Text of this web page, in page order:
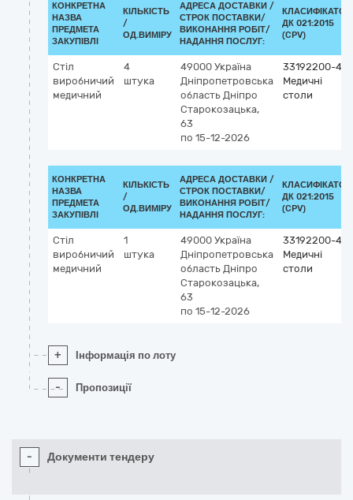
КОНКРЕТНА
НАЗВА
ПРЕДМЕТА
ЗАКУПІВЛІ
КІЛЬКІСТЬ
/
ОД.ВИМІРУ
АДРЕСА ДОСТАВКИ /
СТРОК ПОСТАВКИ/
ВИКОНАННЯ РОБІТ/
НАДАННЯ ПОСЛУГ:
КЛАСИФІКАТОР
ДК 021:2015
(CPV)
Стіл
виробничий
медичний
4
штука
49000 Україна
Дніпропетровська
область Дніпро
Старокозацька,
63
по 15-12-2026
33192200-4
Медичні
столи
КОНКРЕТНА
НАЗВА
ПРЕДМЕТА
ЗАКУПІВЛІ
КІЛЬКІСТЬ
/
ОД.ВИМІРУ
АДРЕСА ДОСТАВКИ /
СТРОК ПОСТАВКИ/
ВИКОНАННЯ РОБІТ/
НАДАННЯ ПОСЛУГ:
КЛАСИФІКАТОР
ДК 021:2015
(CPV)
Стіл
виробничий
медичний
1
штука
49000 Україна
Дніпропетровська
область Дніпро
Старокозацька,
63
по 15-12-2026
33192200-4
Медичні
столи
+ Інформація по лоту
- Пропозиції
- Документи тендеру